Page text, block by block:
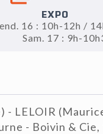
EXPO
16 : 10h-12h /
Sam. 17 : 9h-
- LELOIR
- Boivin & Cie,